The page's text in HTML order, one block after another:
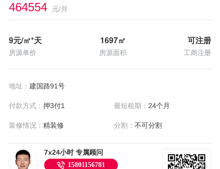
464554 元/月
9元/㎡*天
房源单价
1697㎡
房源面积
可注册
工商注册
地址： 建国路91号
付款方式： 押3付1 最短租期： 24个月
装修情况： 精装修 分割：不可分割
7x24小时 专属顾问
15801156781